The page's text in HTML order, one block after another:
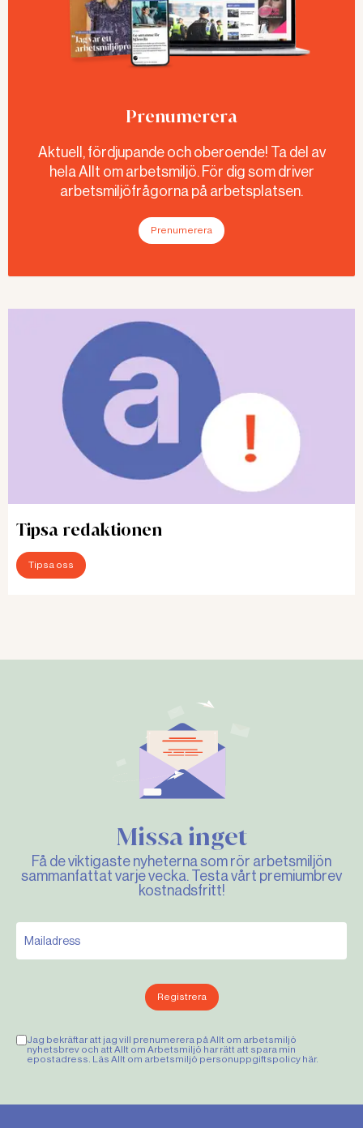
Prenumerera
Aktuell, fördjupande och oberoende! Ta del av
hela Allt om arbetsmiljö. För dig som driver
arbetsmiljöfrågorna på arbetsplatsen.
Prenumerera
Tipsa redaktionen
Tipsa oss
Missa inget
Få de viktigaste nyheterna som rör arbetsmiljön
sammanfattat varje vecka. Testa vårt premiumbrev
kostnadsfritt!
Registrera
Jag bekräftar att jag vill prenumerera på Allt om arbetsmiljö
nyhetsbrev och att Allt om Arbetsmiljö har rätt att spara min
epostadress. Läs Allt om arbetsmiljö personuppgiftspolicy här.